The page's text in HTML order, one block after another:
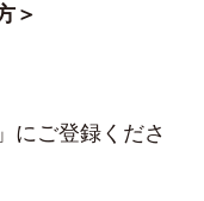
＞
にご登録くださ